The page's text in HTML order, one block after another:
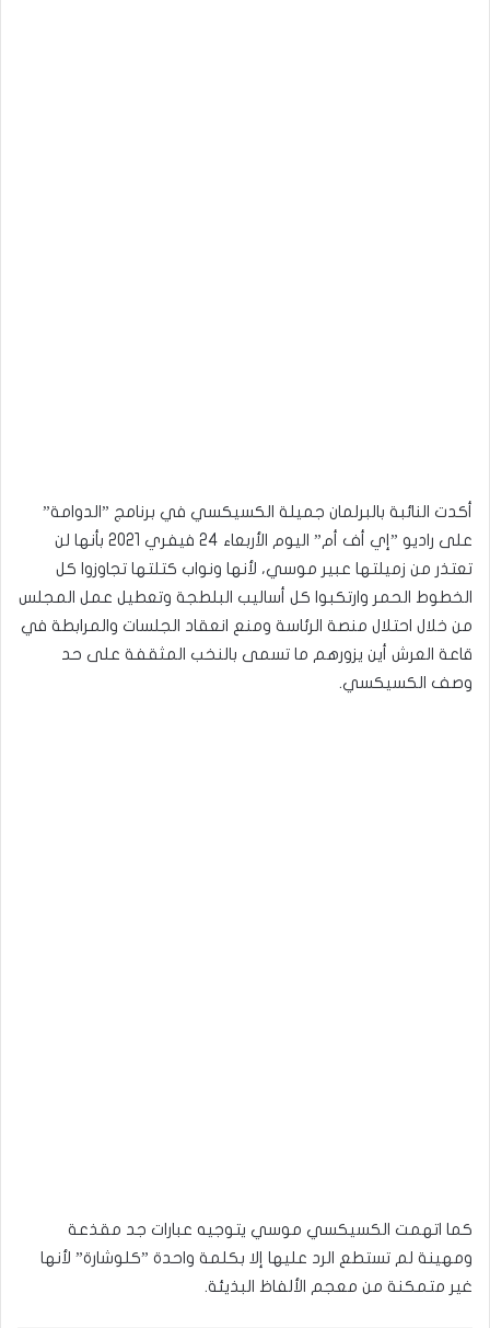
أكدت النائبة بالبرلمان جميلة الكسيكسي في برنامج ”الدوامة”
على راديو ”إي أف أم” اليوم الأربعاء 24 فيفري 2021 بأنها لن
تعتذر من زميلتها عبير موسي، لأنها ونواب كتلتها تجاوزوا كل
الخطوط الحمر وارتكبوا كل أساليب البلطجة وتعطيل عمل المجلس
من خلال احتلال منصة الرئاسة ومنع انعقاد الجلسات والمرابطة في
قاعة العرش أين يزورهم ما تسمى بالنخب المثقفة على حد
وصف الكسيكسي.
كما اتهمت الكسيكسي موسي يتوجيه عبارات جد مقذعة
ومهينة لم تستطع الرد عليها إلا بكلمة واحدة ”كلوشارة” لأنها
غير متمكنة من معجم الألفاظ البذيئة.